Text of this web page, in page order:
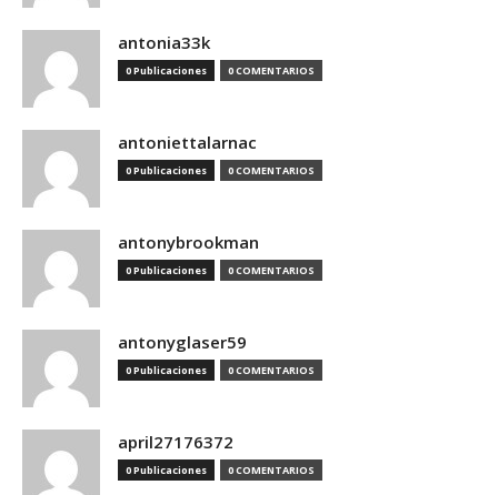
antonia33k
0 Publicaciones 0 COMENTARIOS
antoniettalarnac
0 Publicaciones 0 COMENTARIOS
antonybrookman
0 Publicaciones 0 COMENTARIOS
antonyglaser59
0 Publicaciones 0 COMENTARIOS
april27176372
0 Publicaciones 0 COMENTARIOS